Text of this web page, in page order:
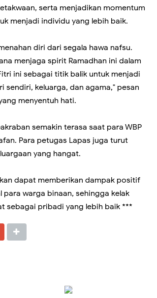
serta menjadikan momentum
menjadi individu yang lebih baik.
diri dari segala hawa nafsu.
menjaga spirit Ramadhan ini dalam
ini sebagai titik balik untuk menjadi
keluarga, dan agama," pesan
menyentuh hati.
semakin terasa saat para WBP
Para petugas Lapas juga turut
yang hangat.
dapat memberikan dampak positif
warga binaan, sehingga kelak
sebagai pribadi yang lebih baik ***